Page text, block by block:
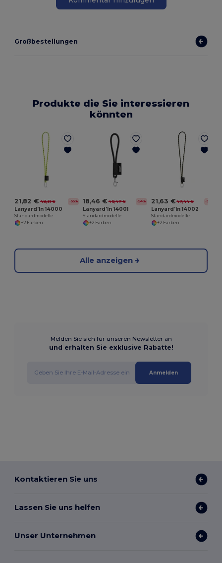
Großbestellungen
Produkte die Sie interessieren
könnten
21,82 € 48,31 € -55%
Lanyard'In 14000
Standardmodelle
+2 Farben
18,46 € 40,47 € -54%
Lanyard'In 14001
Standardmodelle
+2 Farben
21,63 € 47,44 € -54%
Lanyard'In 14002
Standardmodelle
+2 Farben
Alle anzeigen
Melden Sie sich für unseren Newsletter an
und erhalten Sie exklusive Rabatte!
Anmelden
Kontaktieren Sie uns
Lassen Sie uns helfen
Unser Unternehmen